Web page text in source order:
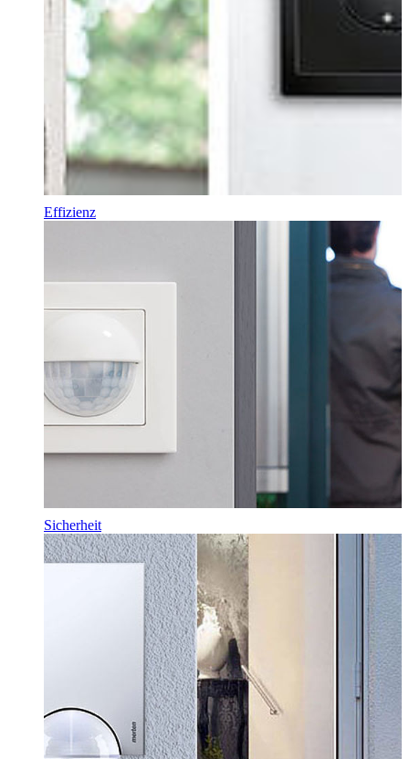
Effizienz
Sicherheit